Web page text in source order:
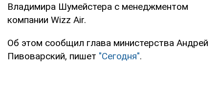
Владимира Шумейстера с менеджментом
компании Wizz Air.
Об этом сообщил глава министерства Андрей
Пивоварский, пишет "Сегодня".